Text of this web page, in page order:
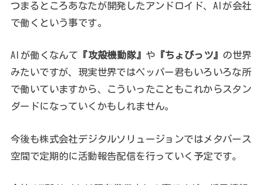
つまるところあなたが開発したアンドロイド、AIが会社
で働くという事です。
AIが働くなんて 『攻殻機動隊』 や 『ちょびっツ』 の世界
みたいですが、現実世界ではペッパー君もいろいろな所
で働いていますから、こういったこともこれからスタン
ダードになっていくかもしれません。
今後も株式会社デジタルソリュージョンではメタバース
空間で定期的に活動報告配信を行っていく予定です。